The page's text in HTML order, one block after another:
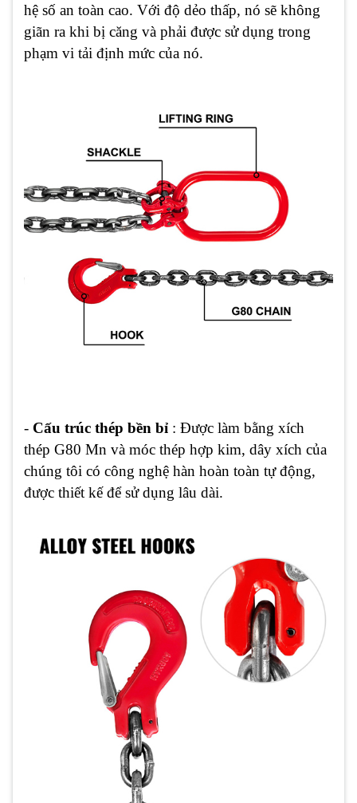
hệ số an toàn cao. Với độ dẻo thấp, nó sẽ không
giãn ra khi bị căng và phải được sử dụng trong
phạm vi tải định mức của nó.
- Cấu trúc thép bền bỉ : Được làm bằng xích
thép G80 Mn và móc thép hợp kim, dây xích của
chúng tôi có công nghệ hàn hoàn toàn tự động,
được thiết kế để sử dụng lâu dài.